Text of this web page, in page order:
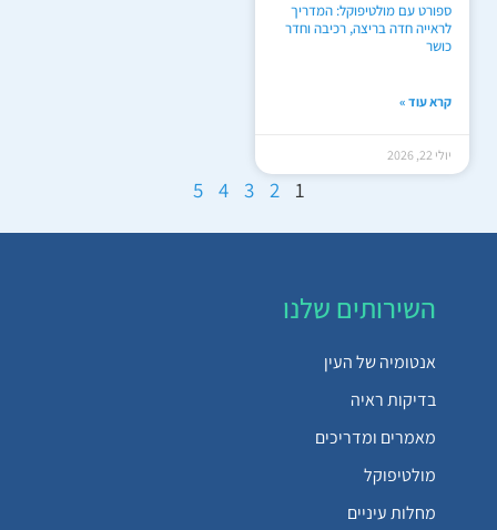
ספורט עם מולטיפוקל: המדריך
לראייה חדה בריצה, רכיבה וחדר
כושר
קרא עוד »
יולי 22, 2026
1
2
3
4
5
השירותים שלנו
אנטומיה של העין
בדיקות ראיה
מאמרים ומדריכים
מולטיפוקל
מחלות עיניים